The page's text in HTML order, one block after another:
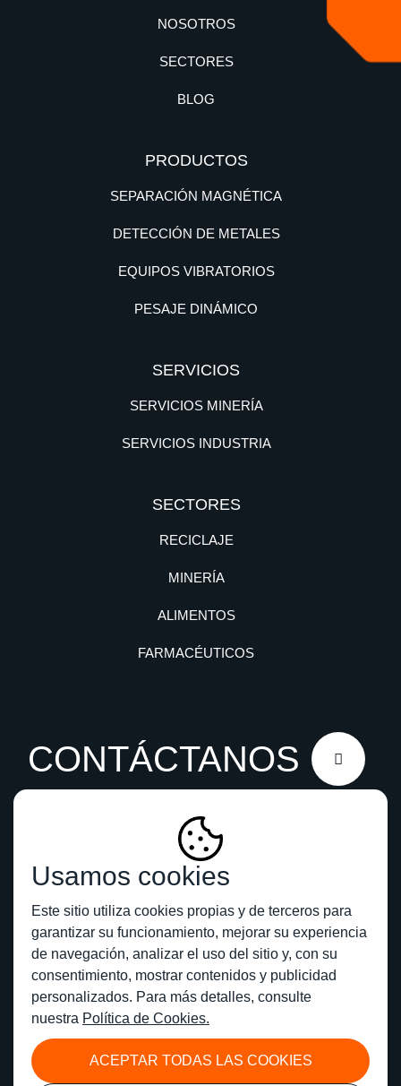
Usamos cookies
Este sitio utiliza cookies propias y de terceros para
garantizar su funcionamiento, mejorar su experiencia
de navegación, analizar el uso del sitio y, con su
consentimiento, mostrar contenidos y publicidad
personalizados. Para más detalles, consulte
nuestra Política de Cookies.
ACEPTAR TODAS LAS COOKIES
NOSOTROS
SECTORES
BLOG
PRODUCTOS
SEPARACIÓN MAGNÉTICA
DETECCIÓN DE METALES
EQUIPOS VIBRATORIOS
PESAJE DINÁMICO
SERVICIOS
SERVICIOS MINERÍA
SERVICIOS INDUSTRIA
SECTORES
RECICLAJE
MINERÍA
ALIMENTOS
FARMACÉUTICOS
CONTÁCTANOS
EQUIPOS MAGNETICOS Y VIBRATORIOS S.A.C. 20461851887